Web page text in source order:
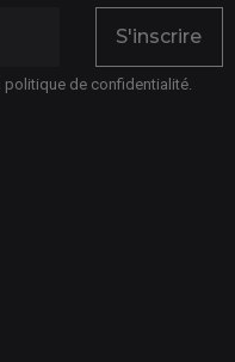
S'inscrire
de confidentialité.